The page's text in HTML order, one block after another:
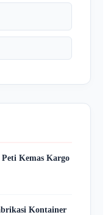
Kemas Kargo
Kontainer